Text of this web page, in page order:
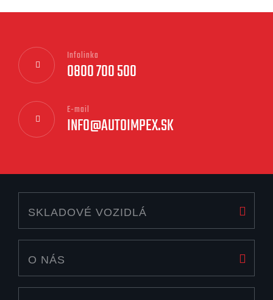
Infolinka
0800 700 500
E-mail
INFO@AUTOIMPEX.SK
SKLADOVÉ VOZIDLÁ
O NÁS